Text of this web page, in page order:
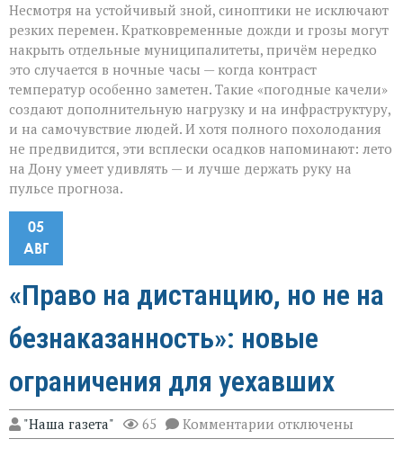
Несмотря на устойчивый зной, синоптики не исключают
резких перемен. Кратковременные дожди и грозы могут
накрыть отдельные муниципалитеты, причём нередко
это случается в ночные часы — когда контраст
температур особенно заметен. Такие «погодные качели»
создают дополнительную нагрузку и на инфраструктуру,
и на самочувствие людей. И хотя полного похолодания
не предвидится, эти всплески осадков напоминают: лето
на Дону умеет удивлять — и лучше держать руку на
пульсе прогноза.
05
АВГ
«Право на дистанцию, но не на
безнаказанность»: новые
ограничения для уехавших
"Наша газета" 65 Комментарии к
записи
отключены